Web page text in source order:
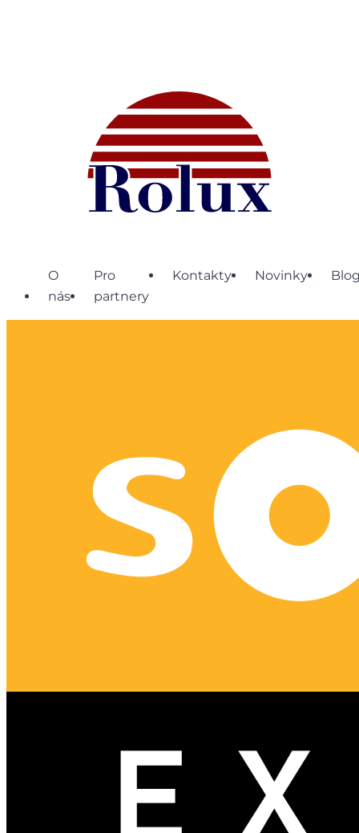
O
nás
Pro
partnery
Kontakty Novinky